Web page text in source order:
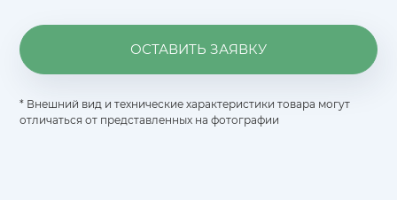
ОСТАВИТЬ ЗАЯВКУ
* Внешний вид и технические характеристики товара могут
отличаться от представленных на фотографии